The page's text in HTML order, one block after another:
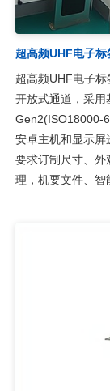
超高频UHF电子
超高频UHF电子
开放式通道，采用
Gen2(ISO18000-
安卓主机和显示屏
要求订制尺寸、外
理，机要文件、智